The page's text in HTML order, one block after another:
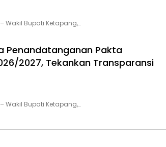
Wakil Bupati Ketapang,…
Penandatanganan Pakta
2027, Tekankan Transparansi
Wakil Bupati Ketapang,…